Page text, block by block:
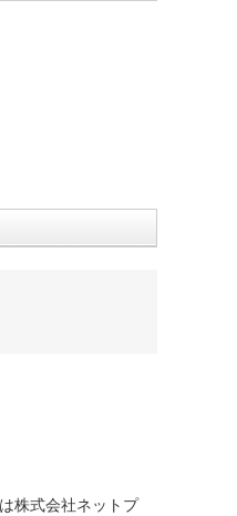
株式会社ネットプ